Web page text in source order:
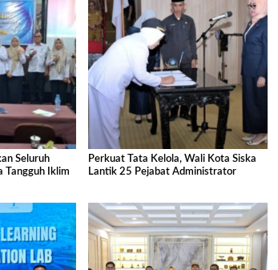
Seluruh
Tangguh Iklim
Perkuat Tata Kelola, Wali Kota Siska
Lantik 25 Pejabat Administrator